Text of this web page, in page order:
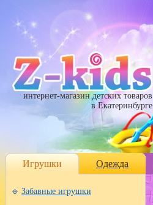
интернет-магазин детских товаров
в Екатеринбурге
Игрушки Одежда
Забавные игрушки